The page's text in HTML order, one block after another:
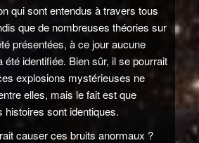
qui sont entendus à travers tous
que de nombreuses théories sur
présentées, à ce jour aucune
été identifiée. Bien sûr, il se pourrait
explosions mystérieuses ne
elles, mais le fait est que
histoires sont identiques.
causer ces bruits anormaux ?